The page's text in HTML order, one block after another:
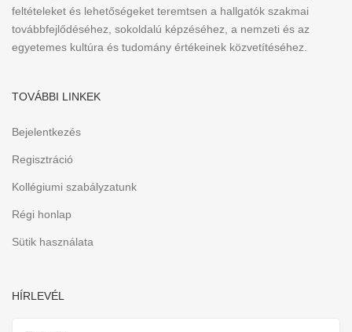
feltételeket és lehetőségeket teremtsen a hallgatók szakmai
továbbfejlődéséhez, sokoldalú képzéséhez, a nemzeti és az
egyetemes kultúra és tudomány értékeinek közvetítéséhez.
TOVÁBBI LINKEK
Bejelentkezés
Regisztráció
Kollégiumi szabályzatunk
Régi honlap
Sütik használata
HÍRLEVÉL